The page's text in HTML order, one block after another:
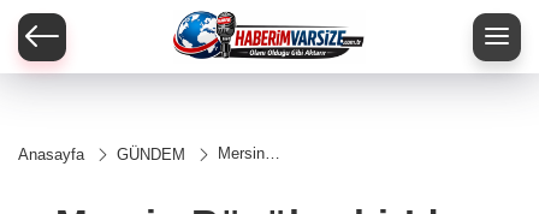
Anasayfa GÜNDEM
Mersin
umut